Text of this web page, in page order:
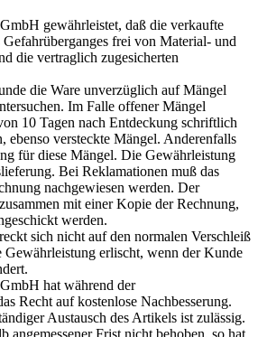
gewährleistet, daß die verkaufte
frei von Material- und
die vertraglich zugesicherten
die Ware unverzüglich auf Mängel
Im Falle offener Mängel
10 Tagen nach Entdeckung schriftlich
ebenso versteckte Mängel. Anderenfalls
für diese Mängel. Die Gewährleistung
Bei Reklamationen muß das
nachgewiesen werden. Der
mit einer Kopie der Rechnung,
werden.
sich nicht auf den normalen Verschleiß
erlischt, wenn der Kunde
hat während der
Recht auf kostenlose Nachbesserung.
Austausch des Artikels ist zulässig.
angemessener Frist nicht behoben, so hat